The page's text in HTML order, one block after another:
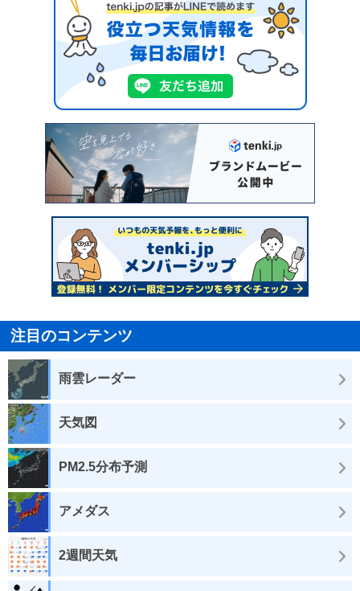
注目のコンテンツ
雨雲レーダー
天気図
PM2.5分布予測
アメダス
2週間天気